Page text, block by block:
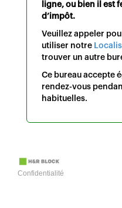
ligne, ou bien il est
d’impôt.
Veuillez appeler
utiliser notre
trouver un autre
Ce bureau accepte
rendez-vous
habituelles.
Confidentialité